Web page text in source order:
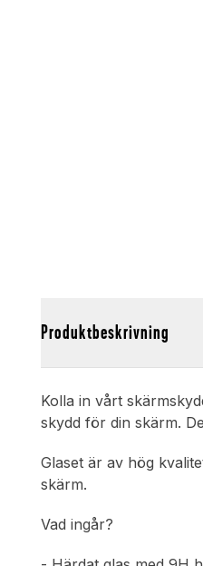
Produktbeskrivning
Kolla in vårt
skydd för din skärm.
Glaset är av hög
skärm.
Vad ingår?